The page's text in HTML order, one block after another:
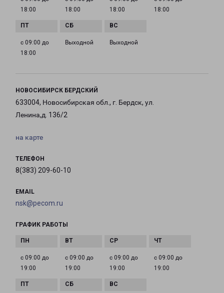
18:00
18:00
18:00
18:00
с 09:00 до
18:00
Выходной Выходной
НОВОСИБИРСК БЕРДСКИЙ
633004, Новосибирская обл., г. Бердск, ул.
Ленина,д. 136/2
на карте
ТЕЛЕФОН
8(383) 209-60-10
EMAIL
nsk@pecom.ru
ГРАФИК РАБОТЫ
с 09:00 до
19:00
с 09:00 до
19:00
с 09:00 до
19:00
с 09:00 до
19:00